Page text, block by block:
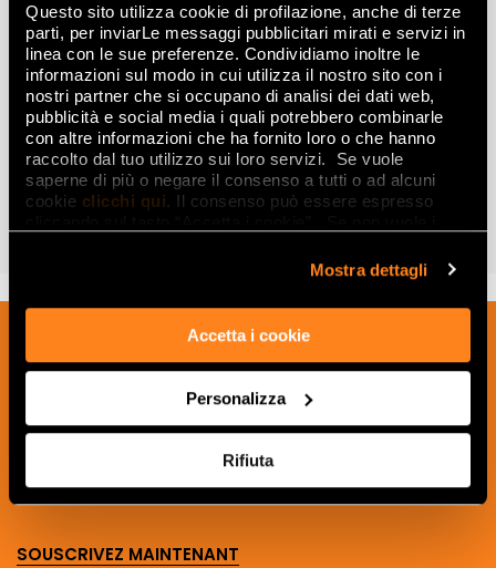
Questo sito utilizza cookie di profilazione, anche di terze
parti, per inviarLe messaggi pubblicitari mirati e servizi in
linea con le sue preferenze. Condividiamo inoltre le
informazioni sul modo in cui utilizza il nostro sito con i
nostri partner che si occupano di analisi dei dati web,
pubblicità e social media i quali potrebbero combinarle
con altre informazioni che ha fornito loro o che hanno
raccolto dal tuo utilizzo sui loro servizi. Se vuole
saperne di più o negare il consenso a tutti o ad alcuni
cookie clicchi qui. Il consenso può essere espresso
Mostra dettagli
Accetta i cookie
Personalizza
Rifiuta
GLIM
DÉCOUVREZ LA COLLECTION
Inscrivez-vous à notre newsletter pour
recevoir les nouveautés, les mises à jour
et les idées créatives relatives au
monde des céramiques et du design
SOUSCRIVEZ MAINTENANT